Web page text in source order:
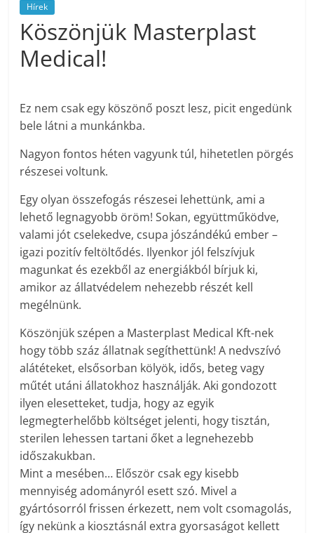
Hírek
Köszönjük Masterplast
Medical!
Ez nem csak egy köszönő poszt lesz, picit engedünk
bele látni a munkánkba.
Nagyon fontos héten vagyunk túl, hihetetlen pörgés
részesei voltunk.
Egy olyan összefogás részesei lehettünk, ami a
lehető legnagyobb öröm! Sokan, együttműködve,
valami jót cselekedve, csupa jószándékú ember –
igazi pozitív feltöltődés. Ilyenkor jól felszívjuk
magunkat és ezekből az energiákból bírjuk ki,
amikor az állatvédelem nehezebb részét kell
megélnünk.
Köszönjük szépen a Masterplast Medical Kft-nek
hogy több száz állatnak segíthettünk! A nedvszívó
alátéteket, elsősorban kölyök, idős, beteg vagy
műtét utáni állatokhoz használják. Aki gondozott
ilyen elesetteket, tudja, hogy az egyik
legmegterhelőbb költséget jelenti, hogy tisztán,
sterilen lehessen tartani őket a legnehezebb
időszakukban.
Mint a mesében… Először csak egy kisebb
mennyiség adományról esett szó. Mivel a
gyártósorról frissen érkezett, nem volt csomagolás,
így nekünk a kiosztásnál extra gyorsaságot kellett